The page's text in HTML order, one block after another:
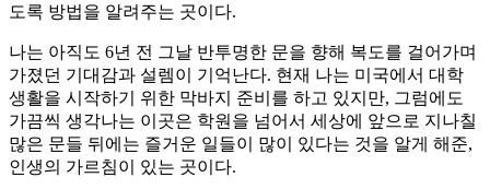
도록 방법을 알려주는 곳이다.
나는 아직도 6년 전 그날 반투명한 문을 향해 복도를 걸어가며
가졌던 기대감과 설렘이 기억난다. 현재 나는 미국에서 대학
생활을 시작하기 위한 막바지 준비를 하고 있지만, 그럼에도
가끔씩 생각나는 이곳은 학원을 넘어서 세상에 앞으로 지나칠
많은 문들 뒤에는 즐거운 일들이 많이 있다는 것을 알게 해준,
인생의 가르침이 있는 곳이다.